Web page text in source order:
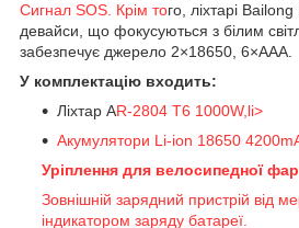
Сигнал SOS. Крім того, ліхтарі
девайси, що фокусуються з білим
забезпечує джерело 2×18650, 6×AAA.
У комплектацію входить:
Ліхтар AR-2804 T6 1000W,li>
Акумулятори Li-ion 18650
Уріплення для велосипедної
Зовнішній зарядний пристрій від
індикатором заряду батареї.